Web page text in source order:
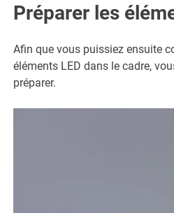
Préparer les
Afin que vous puissiez ensuite
éléments LED dans le cadre,
préparer.